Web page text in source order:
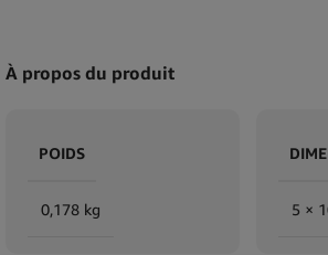
À propos du produit
POIDS
0,178 kg 5 ×